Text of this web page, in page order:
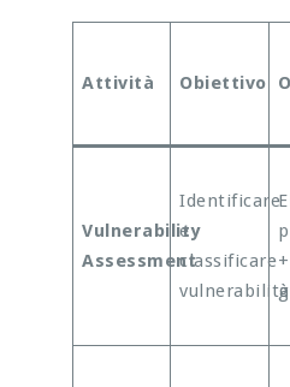
Attività Obiettivo
Vulnerability
Assessment
Identificare
e
classificare
vulnerabilità